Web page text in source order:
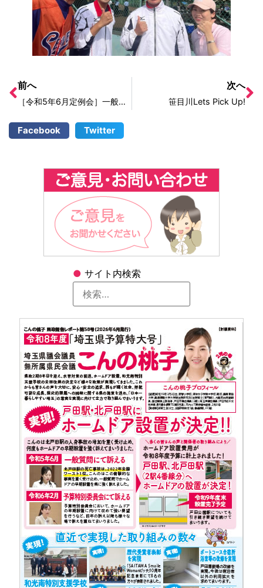
● サイト内検索
前へ
［令和5年6月定例会］一般質問1日目
次へ
笹目川Lets Pick Up!
Facebook Twitter